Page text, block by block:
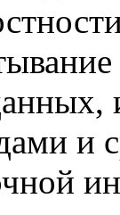
и